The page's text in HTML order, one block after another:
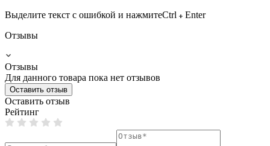
Выделите текст с ошибкой и нажмитеCtrl
Enter
Отзывы
Отзывы
Для данного товара пока нет отзывов
Оставить отзыв
Оставить отзыв
Рейтинг